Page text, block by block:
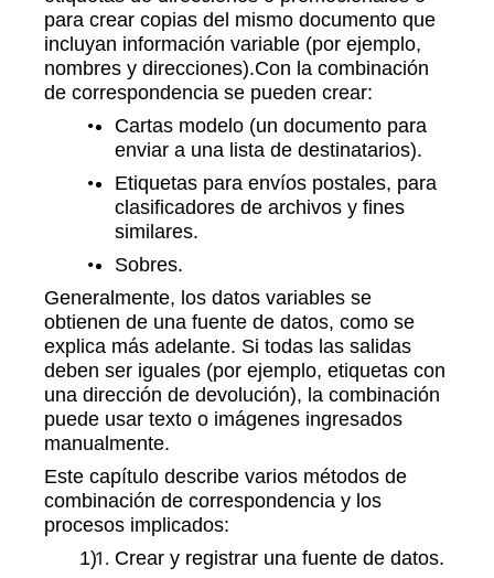
para crear copias del mismo documento que
incluyan información variable (por ejemplo,
nombres y direcciones).Con la combinación
de correspondencia se pueden crear:
Cartas modelo (un documento para
enviar a una lista de destinatarios).
Etiquetas para envíos postales, para
clasificadores de archivos y fines
similares.
Sobres.
Generalmente, los datos variables se
obtienen de una fuente de datos, como se
explica más adelante. Si todas las salidas
deben ser iguales (por ejemplo, etiquetas con
una dirección de devolución), la combinación
puede usar texto o imágenes ingresados
manualmente.
Este capítulo describe varios métodos de
combinación de correspondencia y los
procesos implicados:
Crear y registrar una fuente de datos.